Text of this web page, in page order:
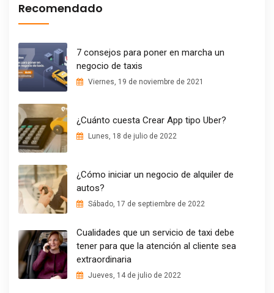
Recomendado
7 consejos para poner en marcha un
negocio de taxis
Viernes, 19 de noviembre de 2021
¿Cuánto cuesta Crear App tipo Uber?
Lunes, 18 de julio de 2022
¿Cómo iniciar un negocio de alquiler de
autos?
Sábado, 17 de septiembre de 2022
Cualidades que un servicio de taxi debe
tener para que la atención al cliente sea
extraordinaria
Jueves, 14 de julio de 2022